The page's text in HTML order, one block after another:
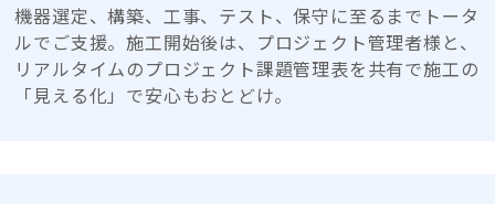
機器選定、構築、工事、テスト、保守に至るまでトータ
ルでご支援。施工開始後は、プロジェクト管理者様と、
リアルタイムのプロジェクト課題管理表を共有で施工の
「見える化」で安心もおとどけ。